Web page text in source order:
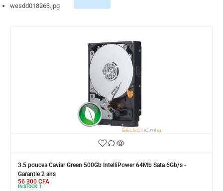
wesdd018263.jpg
3.5 pouces Caviar Green 500Gb IntelliPower 64Mb Sata 6Gb/s -
Garantie 2 ans
56 300 CFA
IN STOCK: 1